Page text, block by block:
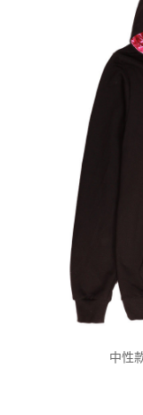
中性